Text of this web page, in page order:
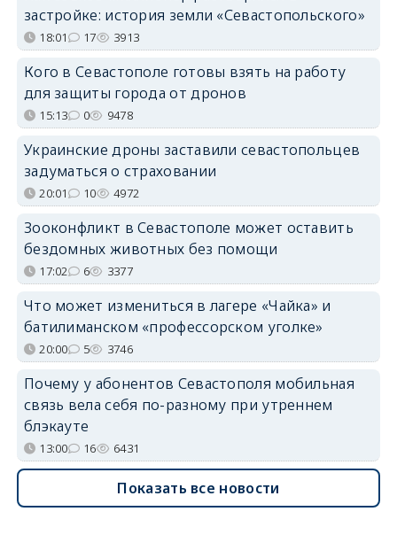
застройке: история земли «Севастопольского»
18:01 17 3913
Кого в Севастополе готовы взять на работу
для защиты города от дронов
15:13 0 9478
Украинские дроны заставили севастопольцев
задуматься о страховании
20:01 10 4972
Зооконфликт в Севастополе может оставить
бездомных животных без помощи
17:02 6 3377
Что может измениться в лагере «Чайка» и
батилиманском «профессорском уголке»
20:00 5 3746
Почему у абонентов Севастополя мобильная
связь вела себя по-разному при утреннем
блэкауте
13:00 16 6431
Показать все новости